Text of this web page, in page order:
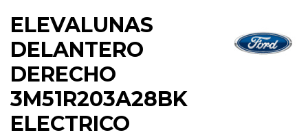
ELEVALUNAS
DELANTERO
DERECHO
3M51R203A28BK
ELECTRICO